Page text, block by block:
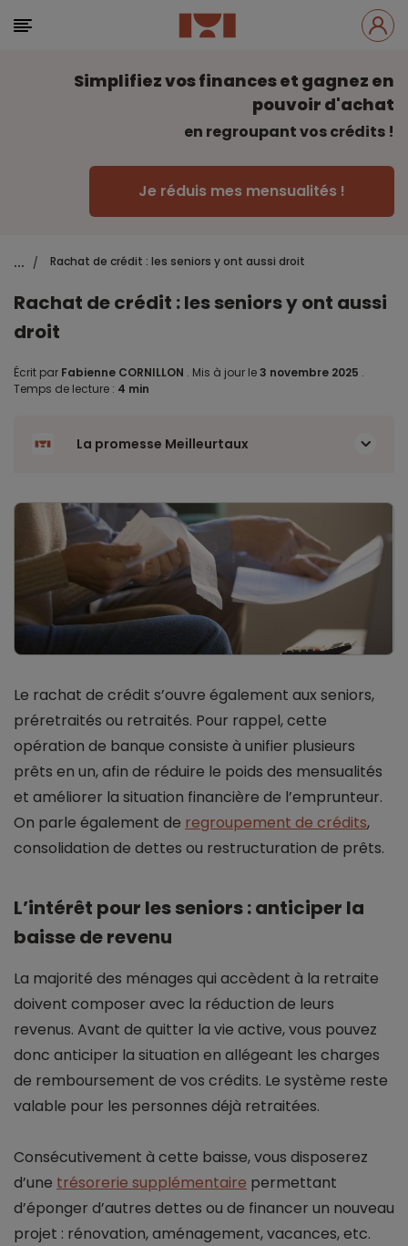
Simplifiez vos finances et gagnez en
pouvoir d'achat
en regroupant vos crédits !
Je réduis mes mensualités !
... / Rachat de crédit : les seniors y ont aussi droit
Rachat de crédit : les seniors y ont aussi
droit
Écrit par Fabienne CORNILLON . Mis à jour le3 novembre 2025 .
Temps de lecture : 4 min
La promesse Meilleurtaux
Le rachat de crédit s’ouvre également aux seniors,
préretraités ou retraités. Pour rappel, cette
opération de banque consiste à unifier plusieurs
prêts en un, afin de réduire le poids des mensualités
et améliorer la situation financière de l’emprunteur.
On parle également de regroupement de crédits,
consolidation de dettes ou restructuration de prêts.
L’intérêt pour les seniors : anticiper la
baisse de revenu
La majorité des ménages qui accèdent à la retraite
doivent composer avec la réduction de leurs
revenus. Avant de quitter la vie active, vous pouvez
donc anticiper la situation en allégeant les charges
de remboursement de vos crédits. Le système reste
valable pour les personnes déjà retraitées.
Consécutivement à cette baisse, vous disposerez
d’une trésorerie supplémentaire permettant
d’éponger d’autres dettes ou de financer un nouveau
projet : rénovation, aménagement, vacances, etc.